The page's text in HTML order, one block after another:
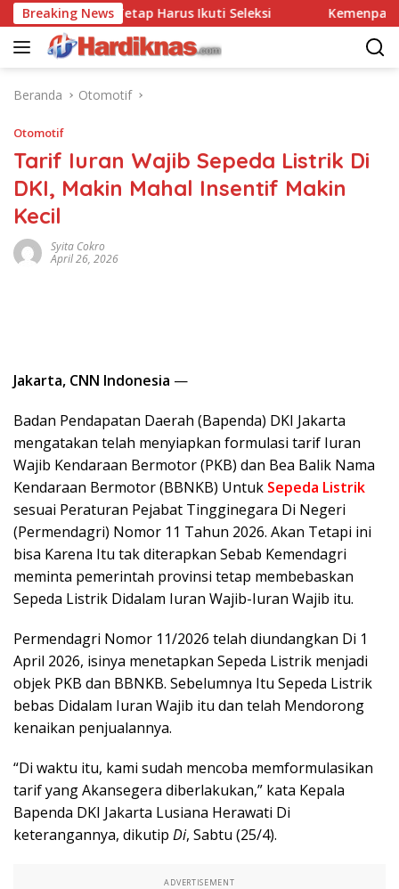
Langsung
ke
konten
Breaking News
Polri: Tetap Harus Ikuti Seleksi Kemenpar Dorong
Beranda Otomotif
Otomotif
Tarif Iuran Wajib Sepeda Listrik Di
DKI, Makin Mahal Insentif Makin
Kecil
Syita Cokro
April 26, 2026
Jakarta, CNN Indonesia —
Badan Pendapatan Daerah (Bapenda) DKI Jakarta
mengatakan telah menyiapkan formulasi tarif Iuran
Wajib Kendaraan Bermotor (PKB) dan Bea Balik Nama
Kendaraan Bermotor (BBNKB) Untuk Sepeda Listrik
sesuai Peraturan Pejabat Tingginegara Di Negeri
(Permendagri) Nomor 11 Tahun 2026. Akan Tetapi ini
bisa Karena Itu tak diterapkan Sebab Kemendagri
meminta pemerintah provinsi tetap membebaskan
Sepeda Listrik Didalam Iuran Wajib-Iuran Wajib itu.
Permendagri Nomor 11/2026 telah diundangkan Di 1
April 2026, isinya menetapkan Sepeda Listrik menjadi
objek PKB dan BBNKB. Sebelumnya Itu Sepeda Listrik
bebas Didalam Iuran Wajib itu dan telah Mendorong
kenaikan penjualannya.
“Di waktu itu, kami sudah mencoba memformulasikan
tarif yang Akansegera diberlakukan,” kata Kepala
Bapenda DKI Jakarta Lusiana Herawati Di
keterangannya, dikutip Di, Sabtu (25/4).
ADVERTISEMENT